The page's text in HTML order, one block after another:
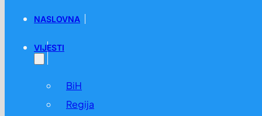
NASLOVNA
VIJESTI
BiH
Regija